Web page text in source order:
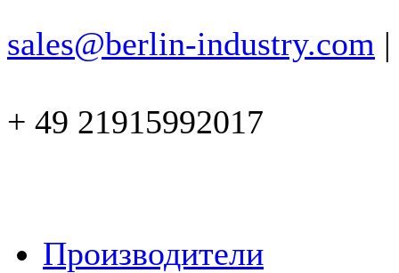
sales@berlin-industry.com |
+ 49 21915992017
Производители